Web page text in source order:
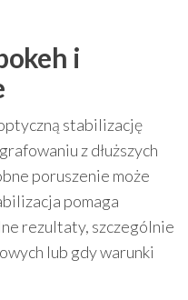
i
stabilizację
z dłuższych
poruszenie może
pomaga
rezultaty, szczególnie
lub gdy warunki